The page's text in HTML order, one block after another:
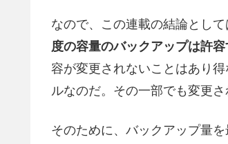
なので、この連載の結論として
度の容量のバックアップは許
容が変更されないことはあり
ルなのだ。その一部でも変更
そのために、バックアップ量